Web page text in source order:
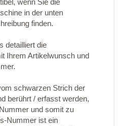
wenn Sie die
in der unten
finden.
detailliert die
Ihrem Artikelwunsch und
schwarzen Strich der
berührt / erfasst werden,
und somit zu
Nummer ist ein